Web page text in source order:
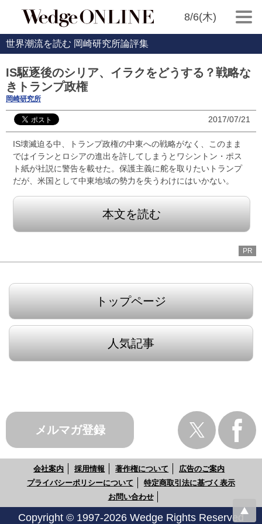
8/6(木)
世界潮流を読む 岡崎研究所論評集
IS駆逐後のシリア、イラクをどうする？戦略な
きトランプ政権
岡崎研究所
2017/07/21
IS壊滅迫る中、トランプ政権の中東への戦略がなく、このまま
ではイランとロシアの進出を許してしまうとワシントン・ポス
ト紙が社説に警告を載せた。保護主義に舵を取りたいトランプ
だが、米国として中東地域の勢力を失うわけにはいかない。
本文を読む
PR
トップページ
人気記事
メルマガ登録
会社案内 採用情報 著作権について
広告のご案内
プライバシーポリシーについて
特定商取引法に基づく表示
お問い合わせ
Copyright © 1997-2026 Wedge Rights Reserved